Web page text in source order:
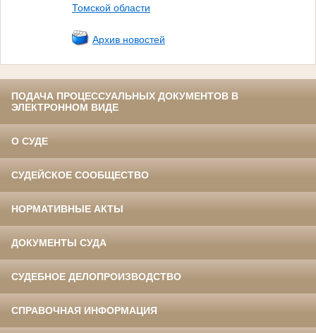
Томской области
Архив новостей
ПОДАЧА ПРОЦЕССУАЛЬНЫХ ДОКУМЕНТОВ В
ЭЛЕКТРОННОМ ВИДЕ
О СУДЕ
СУДЕЙСКОЕ СООБЩЕСТВО
НОРМАТИВНЫЕ АКТЫ
ДОКУМЕНТЫ СУДА
СУДЕБНОЕ ДЕЛОПРОИЗВОДСТВО
СПРАВОЧНАЯ ИНФОРМАЦИЯ